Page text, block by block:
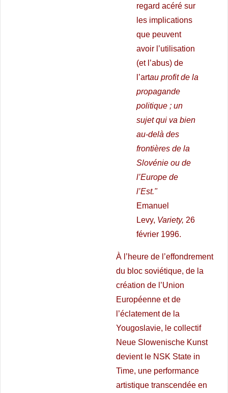
regard acéré sur
les implications
que peuvent
avoir l’utilisation
(et l’abus) de
l’artau profit de la
propagande
politique ; un
sujet qui va bien
au-delà des
frontières de la
Slovénie ou de
l’Europe de
l’Est."
Emanuel
Levy, Variety, 26
février 1996.
À l’heure de l’effondrement
du bloc soviétique, de la
création de l’Union
Européenne et de
l’éclatement de la
Yougoslavie, le collectif
Neue Slowenische Kunst
devient le NSK State in
Time, une performance
artistique transcendée en